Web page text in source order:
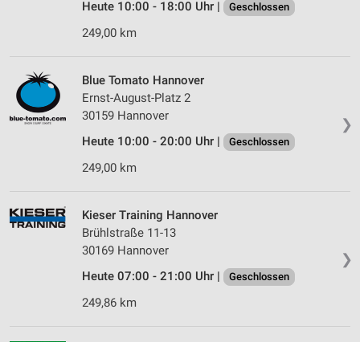
Heute 10:00 - 18:00 Uhr |
Geschlossen
249,00 km
❯
Blue Tomato Hannover
Ernst-August-Platz 2
30159 Hannover
Heute 10:00 - 20:00 Uhr |
Geschlossen
249,00 km
❯
Kieser Training Hannover
Brühlstraße 11-13
30169 Hannover
Heute 07:00 - 21:00 Uhr |
Geschlossen
249,86 km